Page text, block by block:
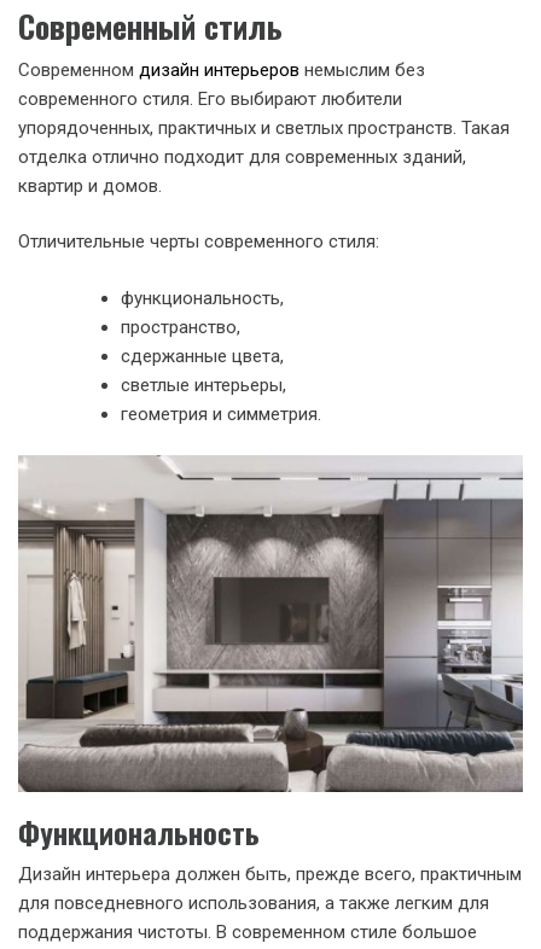
Современный стиль
Современном дизайн интерьеров немыслим без
современного стиля. Его выбирают любители
упорядоченных, практичных и светлых пространств. Такая
отделка отлично подходит для современных зданий,
квартир и домов.
Отличительные черты современного стиля:
функциональность,
пространство,
сдержанные цвета,
светлые интерьеры,
геометрия и симметрия.
Функциональность
Дизайн интерьера должен быть, прежде всего, практичным
для повседневного использования, а также легким для
поддержания чистоты. В современном стиле большое